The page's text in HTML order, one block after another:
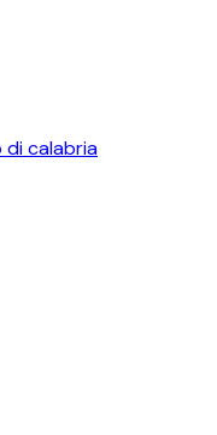
di calabria